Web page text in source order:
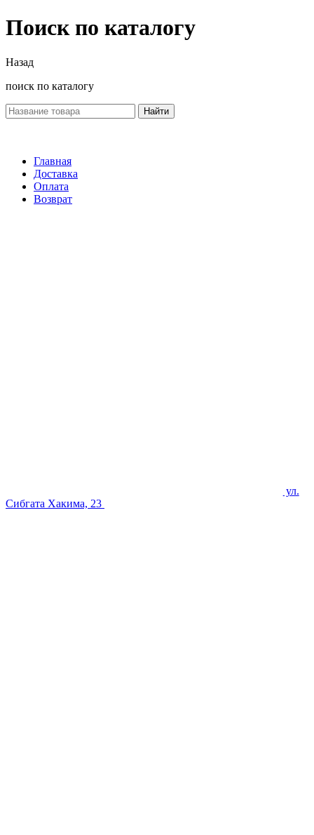
Поиск по каталогу
Назад
поиск по каталогу
Найти
Главная
Доставка
Оплата
Возврат
ул.
Сибгата Хакима, 23